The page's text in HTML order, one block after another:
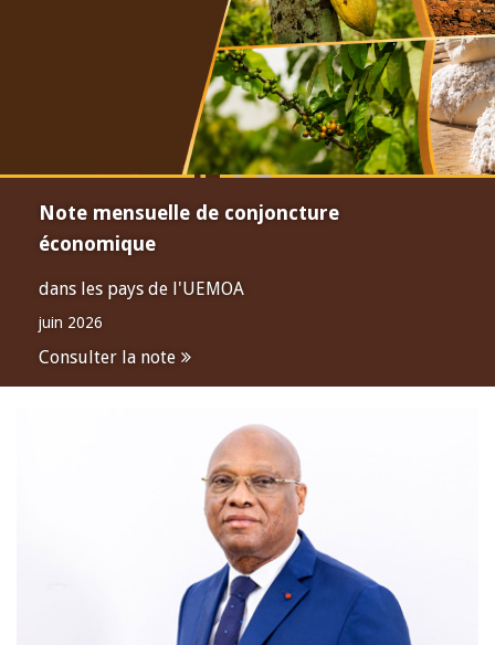
Note mensuelle de conjoncture
économique
dans les pays de l'UEMOA
juin 2026
Consulter la note